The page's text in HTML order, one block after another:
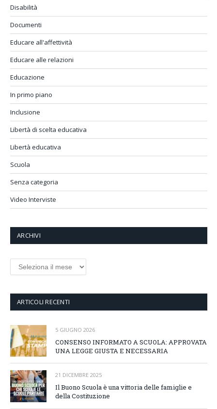
Disabilità
Documenti
Educare all'affettività
Educare alle relazioni
Educazione
In primo piano
Inclusione
Libertà di scelta educativa
Libertà educativa
Scuola
Senza categoria
Video Interviste
ARCHIVI
Archivi
ARTICOLI RECENTI
5 GIUGNO 2026
CONSENSO INFORMATO A SCUOLA: APPROVATA
UNA LEGGE GIUSTA E NECESSARIA
21 DICEMBRE 2025
Il Buono Scuola è una vittoria delle famiglie e
della Costituzione